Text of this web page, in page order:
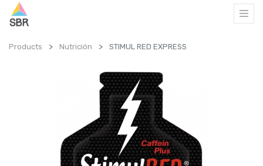
Products Nutrición STIMUL RED EXPRESS